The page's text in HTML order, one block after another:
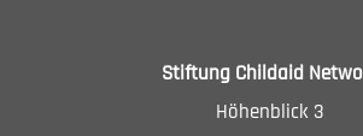
Stiftung Childaid
Höhenblick 3